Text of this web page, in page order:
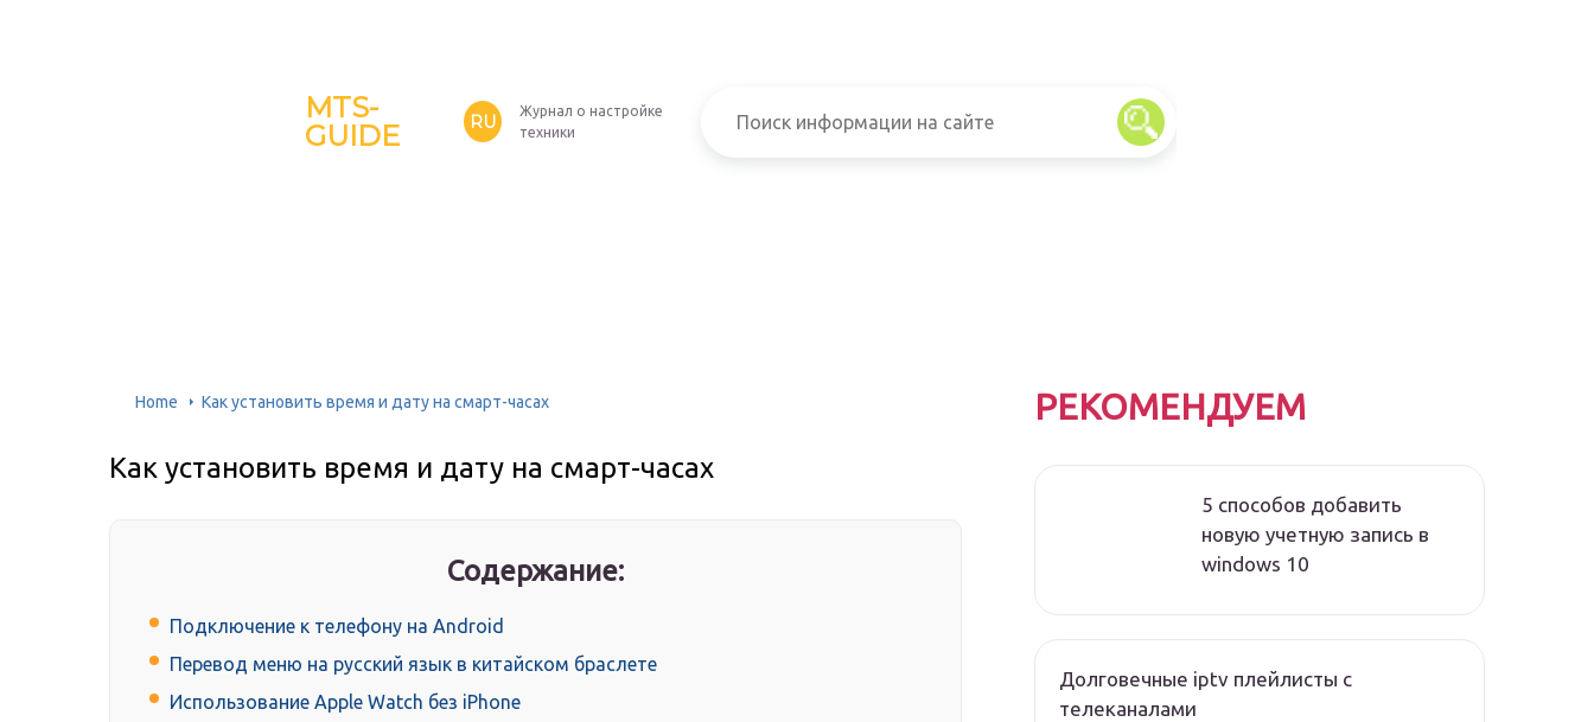
MTS-
GUIDE
RU
Журнал о настройке
техники
Home Как установить время и дату на смарт-часах
Как установить время и дату на смарт-часах
Содержание:
Подключение к телефону на Android
Перевод меню на русский язык в китайском браслете
Использование Apple Watch без iPhone
РЕКОМЕНДУЕМ
5 способов добавить
новую учетную запись в
windows 10
Долговечные iptv плейлисты с
телеканалами